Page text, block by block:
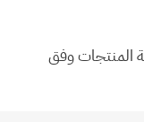
المنتجات وفق